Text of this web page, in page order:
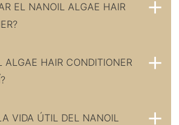
EL NANOIL ALGAE HAIR
ALGAE HAIR CONDITIONER
VIDA ÚTIL DEL NANOIL